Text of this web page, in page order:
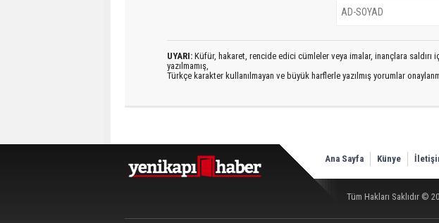
UYARI: Küfür, hakaret, rencide edici cümleler veya imalar, inançlara saldırı
yazılmamış,
Türkçe karakter kullanılmayan ve büyük harflerle yazılmış yorumlar
Ana Sayfa Künye
Tüm Hakları Saklıdır ©